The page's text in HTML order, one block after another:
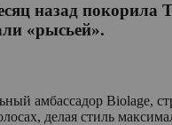
назад покорила
«рысьей».
амбассадор Biolage,
делая стиль